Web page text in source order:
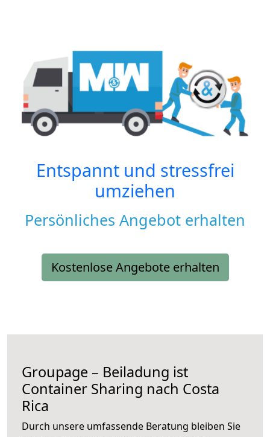
Entspannt und stressfrei
umziehen
Persönliches Angebot erhalten
Kostenlose Angebote erhalten
Groupage – Beiladung ist
Container Sharing nach Costa
Rica
Durch unsere umfassende Beratung bleiben Sie